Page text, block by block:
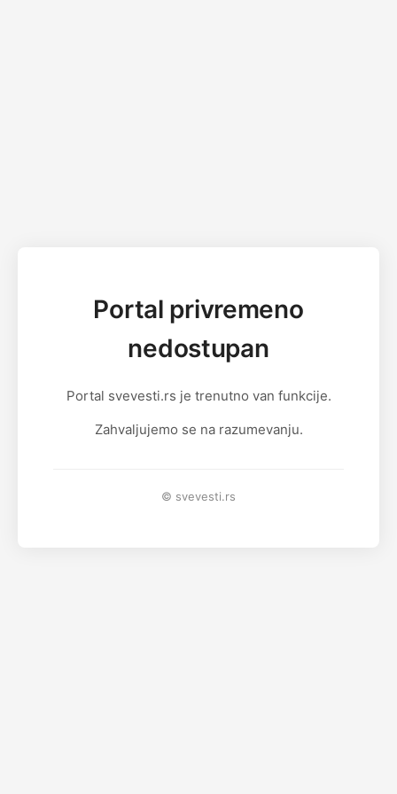
Portal privremeno
nedostupan
Portal svevesti.rs je trenutno van funkcije.
Zahvaljujemo se na razumevanju.
© svevesti.rs